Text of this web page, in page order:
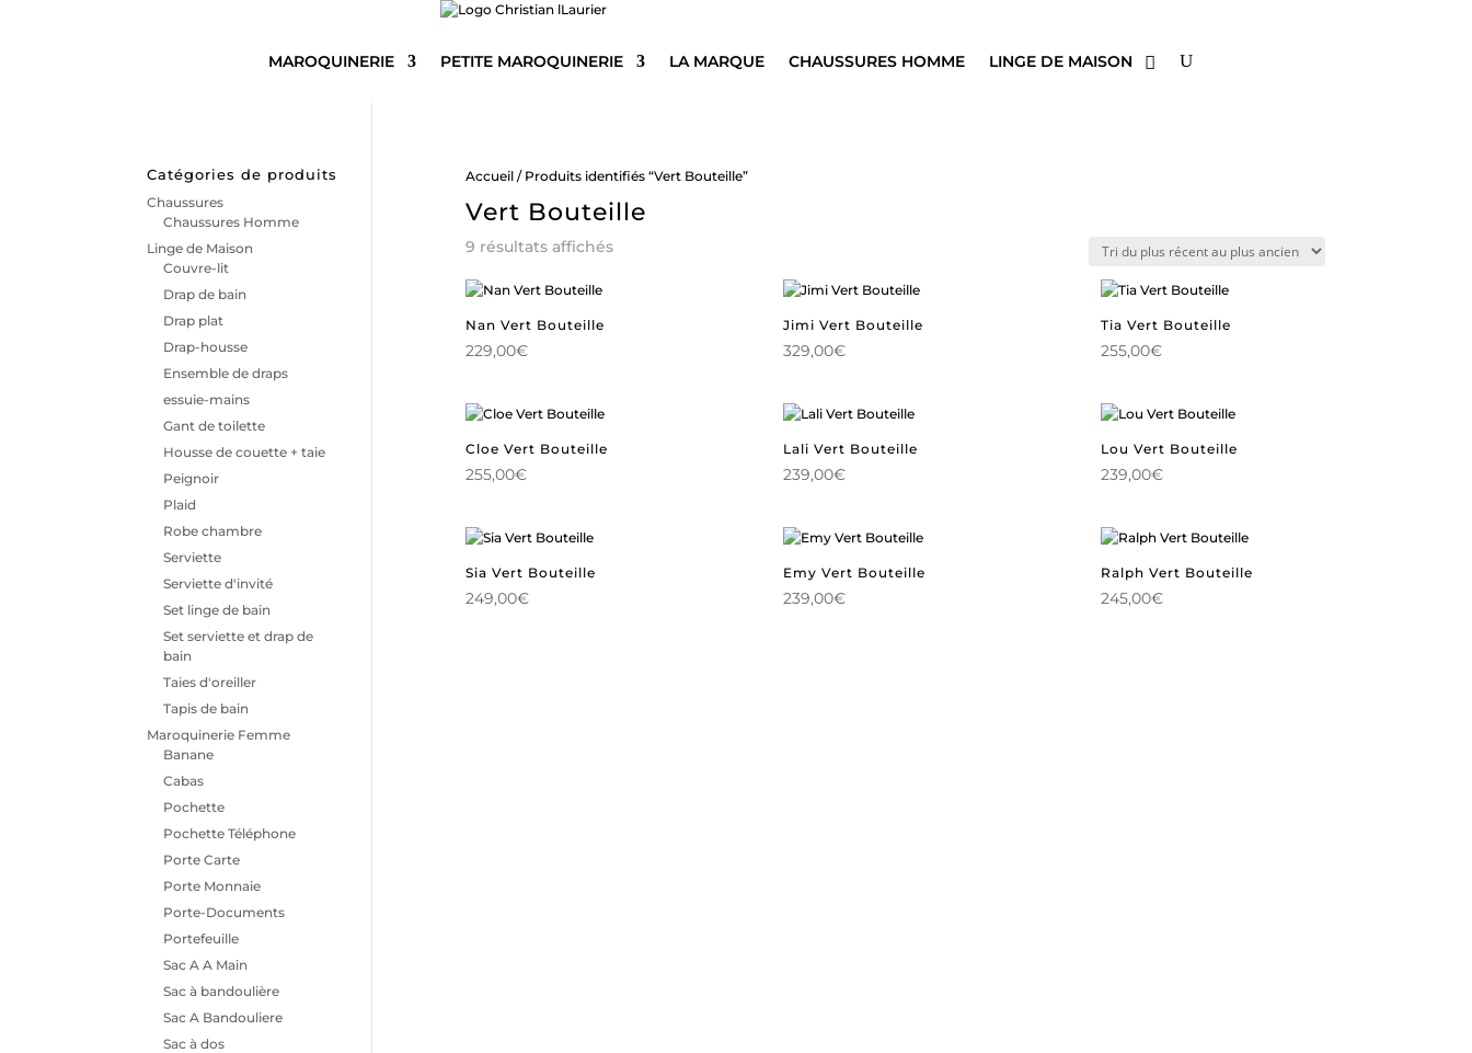
MAROQUINERIE PETITE MAROQUINERIE LA MARQUE CHAUSSURES HOMME LINGE DE MAISON
Accueil/ Produits identifiés “Vert Bouteille”
Vert Bouteille
9 résultats affichésTrié
Nan Vert Bouteille
229,00€
Jimi Vert Bouteille
329,00€
Tia Vert Bouteille
255,00€
Cloe Vert Bouteille
255,00€
Lali Vert Bouteille
239,00€
Lou Vert Bouteille
239,00€
Sia Vert Bouteille
249,00€
Emy Vert Bouteille
239,00€
Ralph Vert Bouteille
245,00€
Catégories de produits
Chaussures
Chaussures Homme
Linge de Maison
Couvre-lit
Drap de bain
Drap plat
Drap-housse
Ensemble de draps
essuie-mains
Gant de toilette
Housse de couette + taie
Peignoir
Plaid
Robe chambre
Serviette
Serviette d'invité
Set linge de bain
Set serviette et drap de
bain
Taies d'oreiller
Tapis de bain
Maroquinerie Femme
Banane
Cabas
Pochette
Pochette Téléphone
Porte Carte
Porte Monnaie
Porte-Documents
Portefeuille
Sac A A Main
Sac à bandoulière
Sac A Bandouliere
Sac à dos